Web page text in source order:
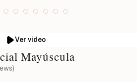
Ver video
Mayúscula